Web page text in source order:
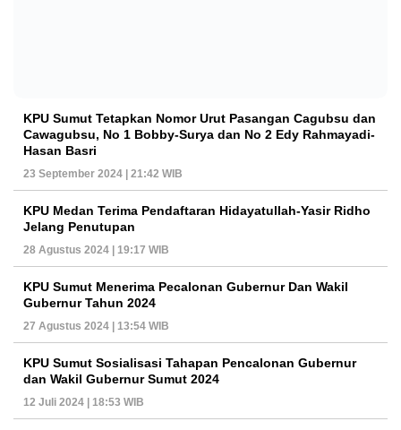
KPU Sumut Tetapkan Nomor Urut Pasangan Cagubsu dan
Cawagubsu, No 1 Bobby-Surya dan No 2 Edy Rahmayadi-
Hasan Basri
23 September 2024 | 21:42 WIB
KPU Medan Terima Pendaftaran Hidayatullah-Yasir Ridho
Jelang Penutupan
28 Agustus 2024 | 19:17 WIB
KPU Sumut Menerima Pecalonan Gubernur Dan Wakil
Gubernur Tahun 2024
27 Agustus 2024 | 13:54 WIB
KPU Sumut Sosialisasi Tahapan Pencalonan Gubernur
dan Wakil Gubernur Sumut 2024
12 Juli 2024 | 18:53 WIB